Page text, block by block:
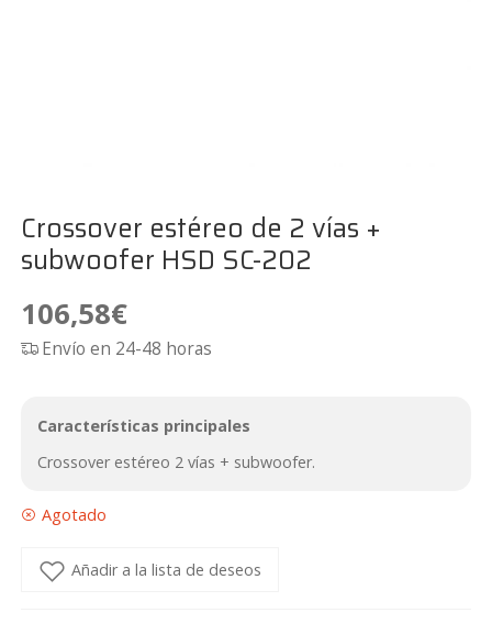
Crossover estéreo de 2 vías +
subwoofer HSD SC-202
106,58€
Envío en 24-48 horas
Características principales
Crossover estéreo 2 vías + subwoofer.
Agotado
Añadir a la lista de deseos